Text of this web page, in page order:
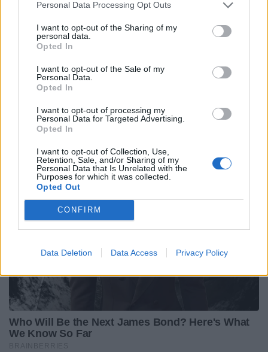
Personal Data Processing Opt Outs
I want to opt-out of the Sharing of my
personal data.
Opted In
I want to opt-out of the Sale of my
Personal Data.
Opted In
I want to opt-out of processing my
Personal Data for Targeted Advertising.
Opted In
I want to opt-out of Collection, Use,
Retention, Sale, and/or Sharing of my
Personal Data that Is Unrelated with the
Purposes for which it was collected.
Opted Out
CONFIRM
Data Deletion Data Access Privacy Policy
Mirko BELLONI (FEMI-CZ Rugby Rovigo Delta,
Simone GESI (Zebre Parma, 3 caps)
Louis LYNAGH (Benetton Rugby, 5 caps)
Jacopo TRULLA (Zebre Parma, 14 caps)